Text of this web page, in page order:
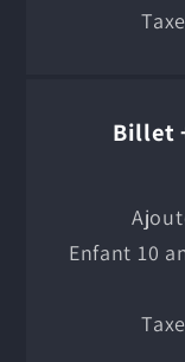
Billet
Enfant 10